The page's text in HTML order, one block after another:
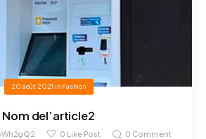
20 août 2021 in Fashion
Nom del’article2
0 Like Post 0 Comment